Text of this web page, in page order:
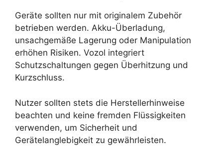
Geräte sollten nur mit originalem Zubehör
betrieben werden. Akku-Überladung,
unsachgemäße Lagerung oder Manipulation
erhöhen Risiken. Vozol integriert
Schutzschaltungen gegen Überhitzung und
Kurzschluss.
Nutzer sollten stets die Herstellerhinweise
beachten und keine fremden Flüssigkeiten
verwenden, um Sicherheit und
Gerätelanglebigkeit zu gewährleisten.